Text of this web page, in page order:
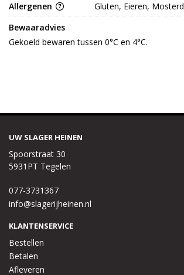
Allergenen
Gluten, Eieren, Mosterd
Bewaaradvies
Gekoeld bewaren tussen 0°C en 4°C.
UW SLAGER HEINEN
Spoorstraat 30
5931PT Tegelen
077-3731367
info@slagerijheinen.nl
KLANTENSERVICE
Bestellen
Betalen
Afleveren